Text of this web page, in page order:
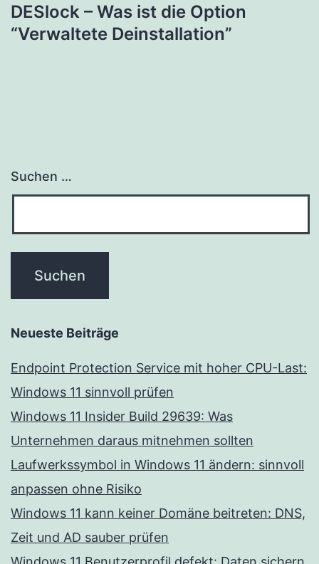
DESlock – Was ist die Option
“Verwaltete Deinstallation”
Suchen …
Neueste Beiträge
Endpoint Protection Service mit hoher CPU-Last:
Windows 11 sinnvoll prüfen
Windows 11 Insider Build 29639: Was
Unternehmen daraus mitnehmen sollten
Laufwerkssymbol in Windows 11 ändern: sinnvoll
anpassen ohne Risiko
Windows 11 kann keiner Domäne beitreten: DNS,
Zeit und AD sauber prüfen